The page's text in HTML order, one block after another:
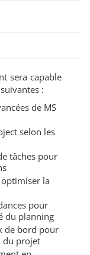
sera capable
:
de MS
selon les
tâches pour
la
pour
du planning
de bord pour
du projet